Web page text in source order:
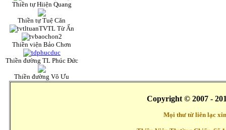
Thiền tự Hiiện Quang
Thiền tự Tuệ Căn
TVTL Từ Ấn
Thiền viện Bảo Chơn
Thiền đường TL Phúc Đức
Thiền đường Vô Ưu
Copyright © 2007 -
Mọi thư từ liên lạc